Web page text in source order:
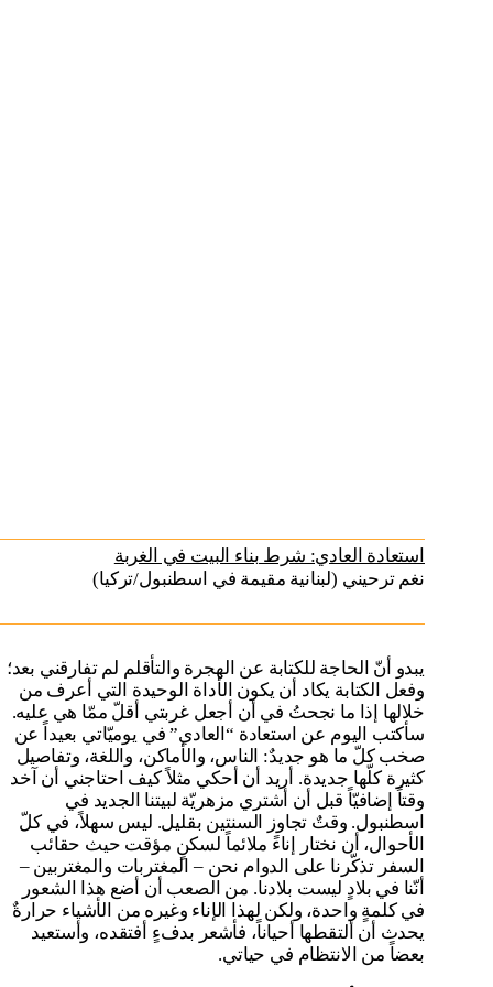
استعادة العادي: شرط بناء البيت في الغربة
نغم ترحيني (لبنانية مقيمة في اسطنبول/تركيا)
يبدو أنّ الحاجة للكتابة عن الهجرة والتأقلم لم تفارقني بعد؛
وفعل الكتابة يكاد أن يكون الأداة الوحيدة التي أعرف من
خلالها إذا ما نجحتُ في أن أجعل غربتي أقلّ ممّا هي عليه.
سأكتب اليوم عن استعادة “العادي” في يوميّاتي بعيداً عن
صخب كلّ ما هو جديدٌ: الناس، والأماكن، واللغة، وتفاصيل
كثيرة كلّها جديدة. أريد أن أحكي مثلاً كيف احتاجني أن آخد
وقتاً إضافيّاً قبل أن أشتري مزهريّة لبيتنا الجديد في
اسطنبول. وقتٌ تجاوز السنتين بقليل. ليس سهلاً، في كلّ
الأحوال، أن نختار إناءً ملائماً لسكنٍ مؤقت حيث حقائب
السفر تذكّرنا على الدوام نحن – المغتربات والمغتربين –
أنّنا في بلادٍ ليست بلادنا. من الصعب أن أضع هذا الشعور
في كلمةٍ واحدة، ولكن لهذا الإناء وغيره من الأشياء حرارةٌ
يحدث أن ألتقطها أحياناً، فأشعر بدفءٍ أفتقده، وأستعيد
بعضاً من الانتظام في حياتي.